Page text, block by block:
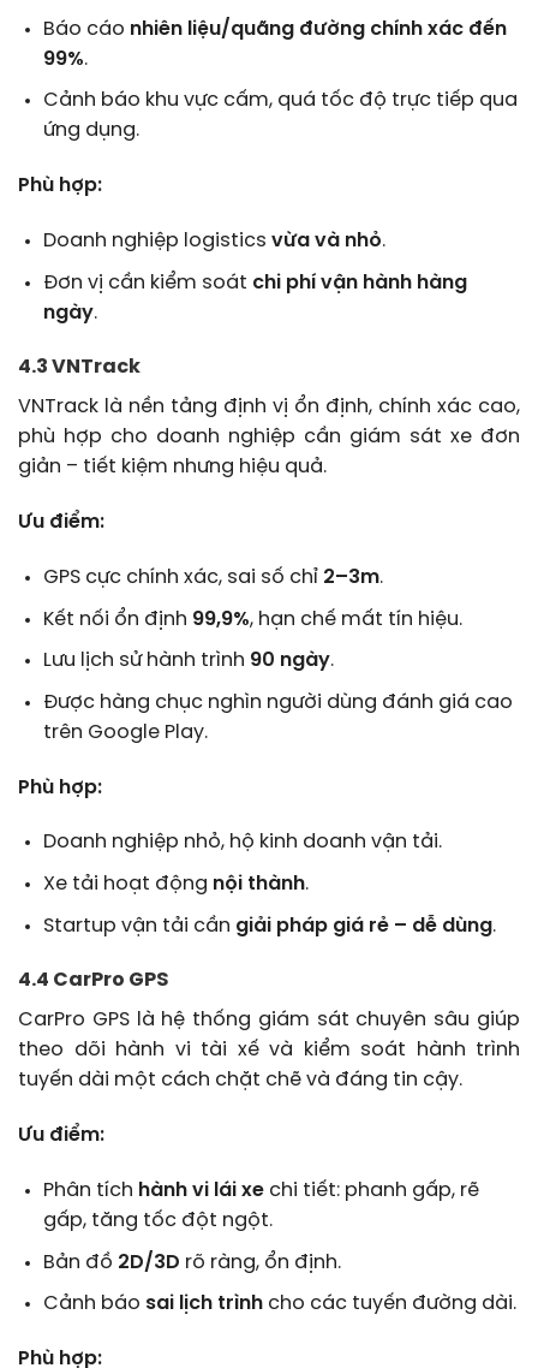
Báo cáo nhiên liệu/quãng đường chính xác đến
99%.
Cảnh báo khu vực cấm, quá tốc độ trực tiếp qua
ứng dụng.
Phù hợp:
Doanh nghiệp logistics vừa và nhỏ.
Đơn vị cần kiểm soát chi phí vận hành hàng
ngày.
4.3 VNTrack
VNTrack là nền tảng định vị ổn định, chính xác cao,
phù hợp cho doanh nghiệp cần giám sát xe đơn
giản – tiết kiệm nhưng hiệu quả.
Ưu điểm:
GPS cực chính xác, sai số chỉ 2–3m.
Kết nối ổn định 99,9%, hạn chế mất tín hiệu.
Lưu lịch sử hành trình 90 ngày.
Được hàng chục nghìn người dùng đánh giá cao
trên Google Play.
Phù hợp:
Doanh nghiệp nhỏ, hộ kinh doanh vận tải.
Xe tải hoạt động nội thành.
Startup vận tải cần giải pháp giá rẻ – dễ dùng.
4.4 CarPro GPS
CarPro GPS là hệ thống giám sát chuyên sâu giúp
theo dõi hành vi tài xế và kiểm soát hành trình
tuyến dài một cách chặt chẽ và đáng tin cậy.
Ưu điểm:
Phân tích hành vi lái xechi tiết: phanh gấp, rẽ
gấp, tăng tốc đột ngột.
Bản đồ 2D/3D rõ ràng, ổn định.
Cảnh báo sai lịch trìnhcho các tuyến đường dài.
Phù hợp: